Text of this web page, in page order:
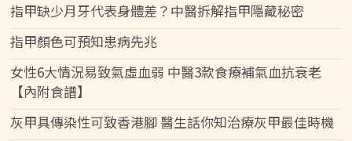
指甲缺少月牙代表身體差？中醫拆解指甲隱藏秘密
指甲顏色可預知患病先兆
女性6大情況易致氣虛血弱 中醫3款食療補氣血抗衰老
【內附食譜】
灰甲具傳染性可致香港腳 醫生話你知治療灰甲最佳時機